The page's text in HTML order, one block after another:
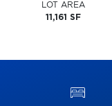
LOT AREA
11,161 SF